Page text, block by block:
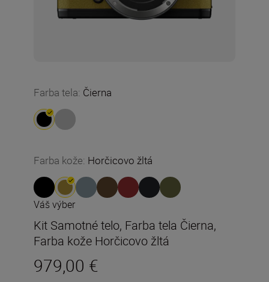
Farba tela: Čierna
Farba kože: Horčicovo žltá
Váš výber
Kit Samotné telo, Farba tela Čierna,
Farba kože Horčicovo žltá
979,00 €